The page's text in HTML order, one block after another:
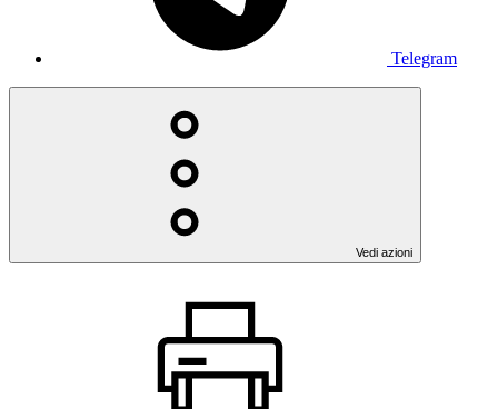
Telegram
Vedi azioni